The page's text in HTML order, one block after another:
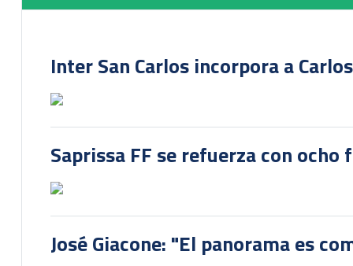
Inter San Carlos incorpora a
Saprissa FF se refuerza con
José Giacone: "El panorama es